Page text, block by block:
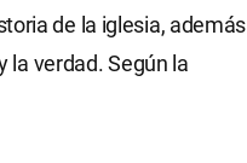
de la iglesia, además
la verdad. Según la